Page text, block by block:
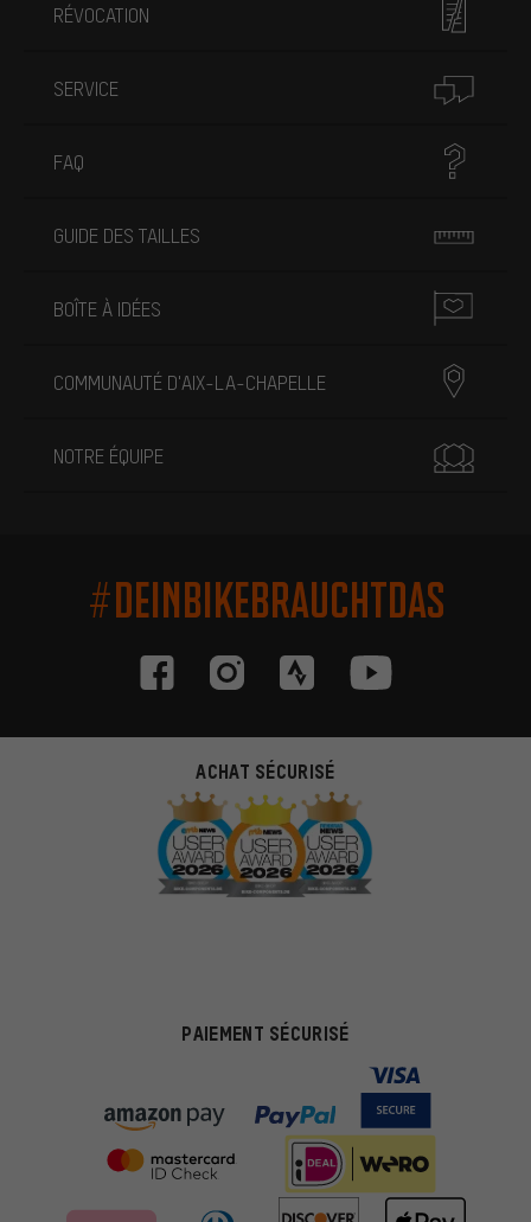
RÉVOCATION
SERVICE
FAQ
GUIDE DES TAILLES
BOÎTE À IDÉES
COMMUNAUTÉ D'AIX-LA-CHAPELLE
NOTRE ÉQUIPE
#DEINBIKEBRAUCHTDAS
ACHAT SÉCURISÉ
PAIEMENT SÉCURISÉ